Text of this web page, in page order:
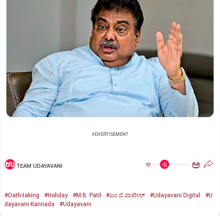
ADVERTISEMENT
TEAM UDAYAVANI ಅ ಅ
#Oath-taking #Holiday #M.B. Patil #ಎಂ.ಬಿ.ಪಾಟೀಲ್‌ #Udayavani Digital
#U
dayavani Kannada
#Udayavani